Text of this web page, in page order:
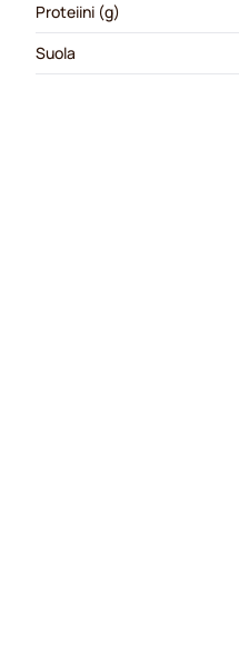
Proteiini (g)
Suola